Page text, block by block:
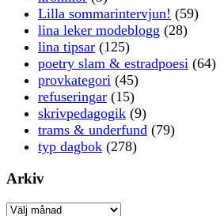
Lilla sommarintervjun! (59)
lina leker modeblogg (28)
lina tipsar (125)
poetry slam & estradpoesi (64)
provkategori (45)
refuseringar (15)
skrivpedagogik (9)
trams & underfund (79)
typ dagbok (278)
Arkiv
Arkiv